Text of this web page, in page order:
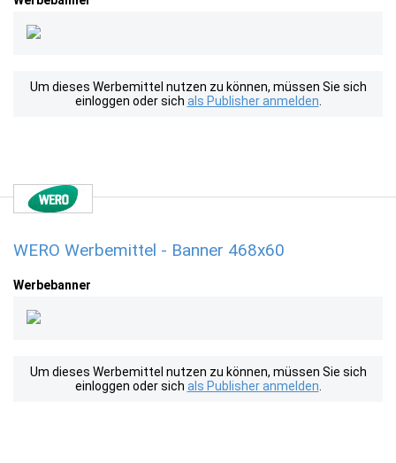
Um dieses Werbemittel nutzen zu können, müssen Sie sich
einloggen oder sich als Publisher anmelden
WERO Werbemittel - Banner 468x60
Werbebanner
Um dieses Werbemittel nutzen zu können, müssen Sie sich
einloggen oder sich als Publisher anmelden